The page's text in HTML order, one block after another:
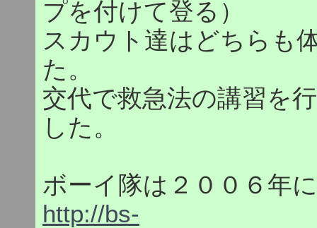
プを付けて登る）
スカウト達はどちらも
た。
交代で救急法の講習を
した。
ボーイ隊は２００６年
http://bs-